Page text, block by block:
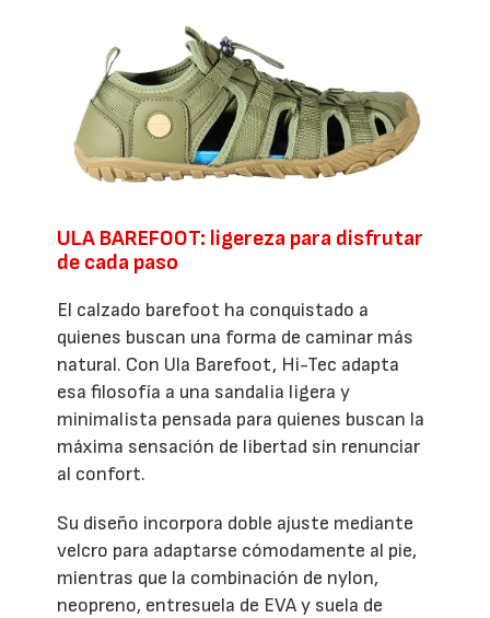
ULA BAREFOOT: ligereza para disfrutar
de cada paso
El calzado barefoot ha conquistado a
quienes buscan una forma de caminar más
natural. Con Ula Barefoot, Hi-Tec adapta
esa filosofía a una sandalia ligera y
minimalista pensada para quienes buscan la
máxima sensación de libertad sin renunciar
al confort.
Su diseño incorpora doble ajuste mediante
velcro para adaptarse cómodamente al pie,
mientras que la combinación de nylon,
neopreno, entresuela de EVA y suela de